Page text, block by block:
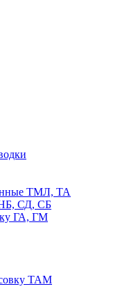
ТМЛ, ТА
НБ, СД, СБ
ГА, ГМ
ТАМ